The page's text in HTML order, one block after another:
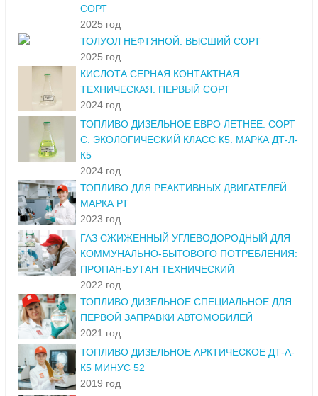
СОРТ
2025 год
ТОЛУОЛ НЕФТЯНОЙ. ВЫСШИЙ СОРТ
2025 год
КИСЛОТА СЕРНАЯ КОНТАКТНАЯ
ТЕХНИЧЕСКАЯ. ПЕРВЫЙ СОРТ
2024 год
ТОПЛИВО ДИЗЕЛЬНОЕ ЕВРО ЛЕТНЕЕ. СОРТ
С. ЭКОЛОГИЧЕСКИЙ КЛАСС К5. МАРКА ДТ-Л-
К5
2024 год
ТОПЛИВО ДЛЯ РЕАКТИВНЫХ ДВИГАТЕЛЕЙ.
МАРКА РТ
2023 год
ГАЗ СЖИЖЕННЫЙ УГЛЕВОДОРОДНЫЙ ДЛЯ
КОММУНАЛЬНО-БЫТОВОГО ПОТРЕБЛЕНИЯ:
ПРОПАН-БУТАН ТЕХНИЧЕСКИЙ
2022 год
ТОПЛИВО ДИЗЕЛЬНОЕ СПЕЦИАЛЬНОЕ ДЛЯ
ПЕРВОЙ ЗАПРАВКИ АВТОМОБИЛЕЙ
2021 год
ТОПЛИВО ДИЗЕЛЬНОЕ АРКТИЧЕСКОЕ ДТ-А-
К5 МИНУС 52
2019 год